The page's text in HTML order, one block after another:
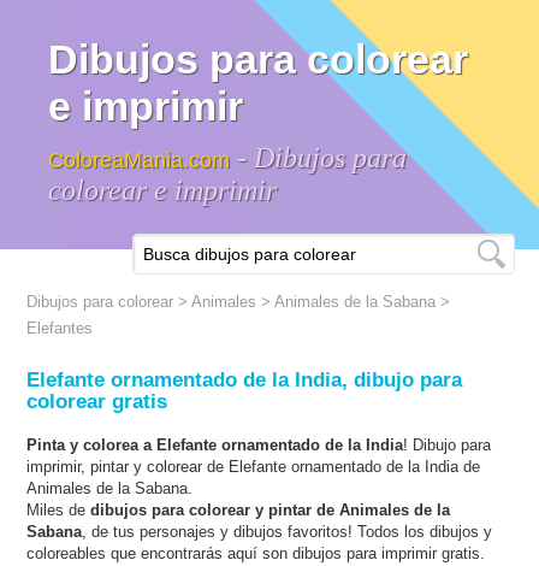
Dibujos para colorear
e imprimir
ColoreaMania.com - Dibujos para
colorear e imprimir
Dibujos para colorear >Animales >Animales de la Sabana >
Elefantes
Elefante ornamentado de la India, dibujo para
colorear gratis
Pinta y colorea a Elefante ornamentado de la India! Dibujo para
imprimir, pintar y colorear de Elefante ornamentado de la India de
Animales de la Sabana.
Miles dedibujos para colorear y pintar de Animales de la
Sabana, de tus personajes y dibujos favoritos! Todos los dibujos y
coloreables que encontrarás aquí son dibujos para imprimir gratis.